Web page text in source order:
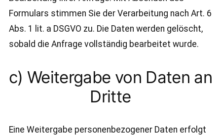
Formulars stimmen Sie der Verarbeitung nach Art. 6
Abs. 1 lit. a DSGVO zu. Die Daten werden gelöscht,
sobald die Anfrage vollständig bearbeitet wurde.
c) Weitergabe von Daten an
Dritte
Eine Weitergabe personenbezogener Daten erfolgt